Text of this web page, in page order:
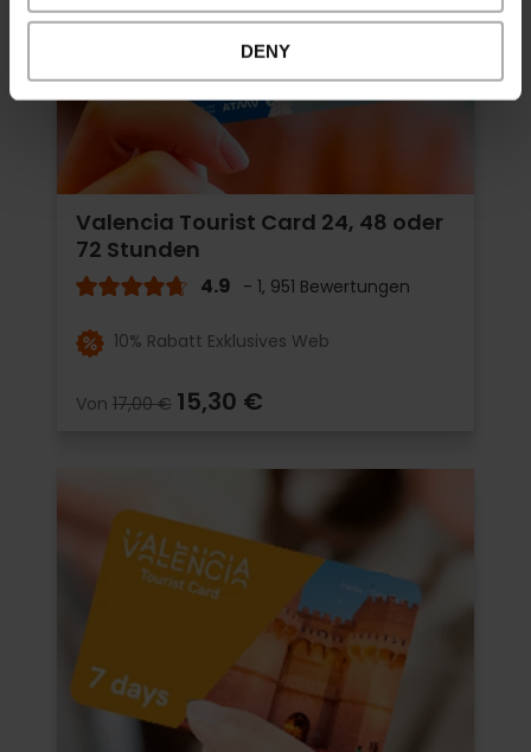
DENY
Valencia Tourist Card 24, 48 oder
72 Stunden
4.9 - 1, 951 Bewertungen
10% Rabatt Exklusives Web
Von 17,00 € 15,30 €